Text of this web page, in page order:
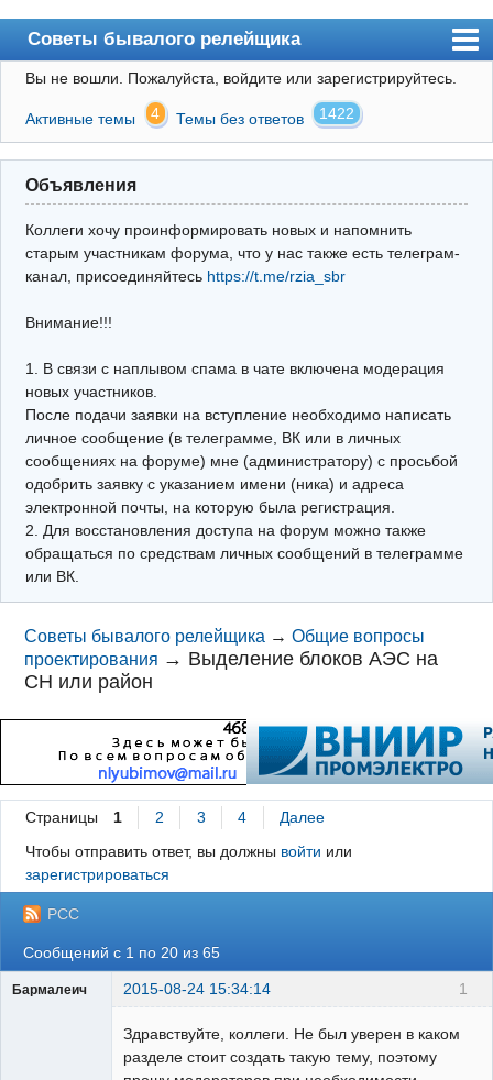
Советы бывалого релейщика
Форум
Правила
Поиск
Регистрация
Архив
Почта
Поиск релейщика
Видео РЗиА
Фотохостинг
Телеграм
Вы не вошли. Пожалуйста, войдите или зарегистрируйтесь.
Активные темы 4 Темы без ответов 1422
Объявления
Коллеги хочу проинформировать новых и напомнить
старым участникам форума, что у нас также есть телеграм-
канал, присоединяйтесь https://t.me/rzia_sbr
Внимание!!!
1. В связи с наплывом спама в чате включена модерация
новых участников.
После подачи заявки на вступление необходимо написать
личное сообщение (в телеграмме, ВК или в личных
сообщениях на форуме) мне (администратору) с просьбой
одобрить заявку с указанием имени (ника) и адреса
электронной почты, на которую была регистрация.
2. Для восстановления доступа на форум можно также
обращаться по средствам личных сообщений в телеграмме
или ВК.
Советы бывалого релейщика →Общие вопросы
проектирования → Выделение блоков АЭС на
СН или район
Страницы 1 2 3 4
Далее
Чтобы отправить ответ, вы должны войти или
зарегистрироваться
РСС
Сообщений с 1 по 20 из 65
1
Бармалеич 2015-08-24 15:34:14
Здравствуйте, коллеги. Не был уверен в каком
разделе стоит создать такую тему, поэтому